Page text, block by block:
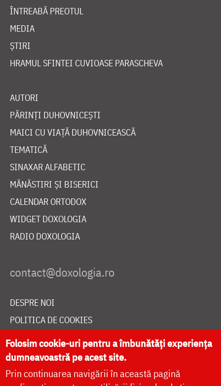
ÎNTREABĂ PREOTUL
MEDIA
ȘTIRI
HRAMUL SFINTEI CUVIOASE PARASCHEVA
AUTORI
PĂRINȚI DUHOVNICEȘTI
MAICI CU VIAȚĂ DUHOVNICEASCĂ
TEMATICĂ
SINAXAR ALFABETIC
MĂNĂSTIRI ȘI BISERICI
CALENDAR ORTODOX
WIDGET DOXOLOGIA
RADIO DOXOLOGIA
DESPRE NOI
POLITICA DE COOKIES
DONEAZĂ ONLINE PENTRU CATEDRALA NAȚIONALĂ
LIVE
Folosim cookie-uri pentru a îmbunătăți experiența
dumneavoastră pe acest site.
Prin continuarea navigării în această pagină